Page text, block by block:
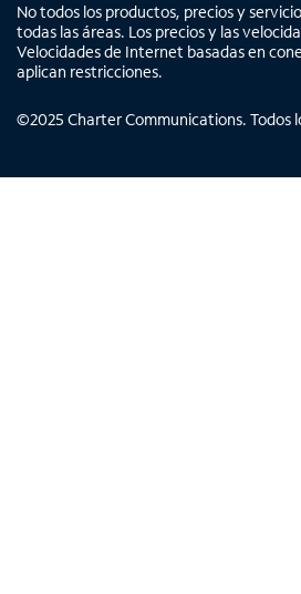
No todos los productos, precios y
todas las áreas. Los precios y las
Velocidades de Internet basadas en
aplican restricciones.
©2025 Charter Communications. Todos